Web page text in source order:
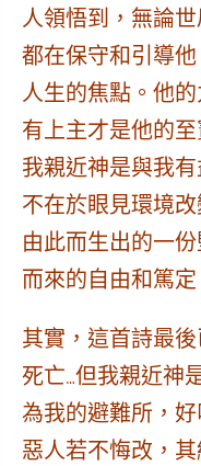
人領悟到，無論
都在保守和引導
人生的焦點。他
有上主才是他的
我親近神是與我有
不在於眼見環境
由此而生出的一
而來的自由和篤定
其實，這首詩最
死亡…但我親近神
為我的避難所，好
惡人若不悔改，